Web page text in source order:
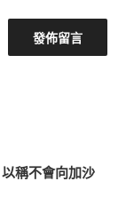
稱不會向加沙